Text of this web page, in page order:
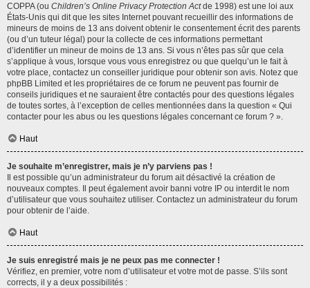
COPPA (ou Children’s Online Privacy Protection Actde 1998) est une loi aux
États-Unis qui dit que les sites Internet pouvant recueillir des informations de
mineurs de moins de 13 ans doivent obtenir le consentement écrit des parents
(ou d’un tuteur légal) pour la collecte de ces informations permettant
d’identifier un mineur de moins de 13 ans. Si vous n’êtes pas sûr que cela
s’applique à vous, lorsque vous vous enregistrez ou que quelqu’un le fait à
votre place, contactez un conseiller juridique pour obtenir son avis. Notez que
phpBB Limited et les propriétaires de ce forum ne peuvent pas fournir de
conseils juridiques et ne sauraient être contactés pour des questions légales
de toutes sortes, à l’exception de celles mentionnées dans la question « Qui
contacter pour les abus ou les questions légales concernant ce forum ? ».
Haut
Je souhaite m’enregistrer, mais je n’y parviens pas !
Il est possible qu’un administrateur du forum ait désactivé la création de
nouveaux comptes. Il peut également avoir banni votre IP ou interdit le nom
d’utilisateur que vous souhaitez utiliser. Contactez un administrateur du forum
pour obtenir de l’aide.
Haut
Je suis enregistré mais je ne peux pas me connecter !
Vérifiez, en premier, votre nom d’utilisateur et votre mot de passe. S’ils sont
corrects, il y a deux possibilités :